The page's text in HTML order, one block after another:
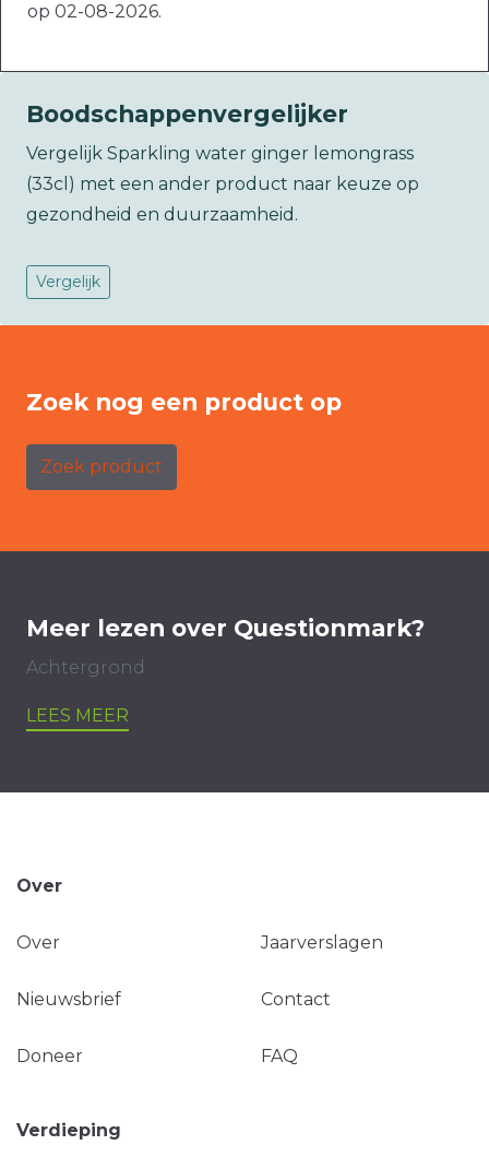
op 02-08-2026.
Boodschappenvergelijker
Vergelijk Sparkling water ginger lemongrass
(33cl) met een ander product naar keuze op
gezondheid en duurzaamheid.
Vergelijk
Zoek nog een product op
Zoek product
Meer lezen over Questionmark?
Achtergrond
LEES MEER
Over
Over Jaarverslagen
Nieuwsbrief Contact
Doneer FAQ
Verdieping